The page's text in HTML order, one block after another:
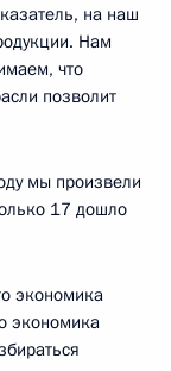
на наш
Нам
что
позволит
мы произвели
17 дошло
экономика
экономика